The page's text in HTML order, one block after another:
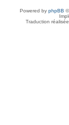
Powered by phpBB
Traduction